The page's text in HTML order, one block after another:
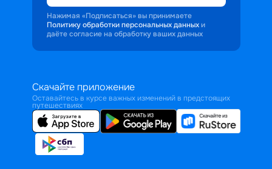
Нажимая «Подписаться» вы принимаете
Политику обработки персональных данных и
даёте согласие на обработку ваших данных
Скачайте приложение
Оставайтесь в курсе важных изменений в предстоящих
путешествиях